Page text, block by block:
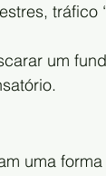
tráfico
um
uma